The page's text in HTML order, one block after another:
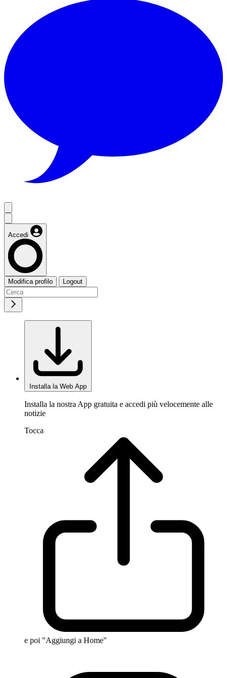
Accedi
Modifica profilo Logout
Installa la Web App
Installa la nostra App gratuita e accedi più velocemente alle
notizie
Tocca
e poi "Aggiungi a Home"